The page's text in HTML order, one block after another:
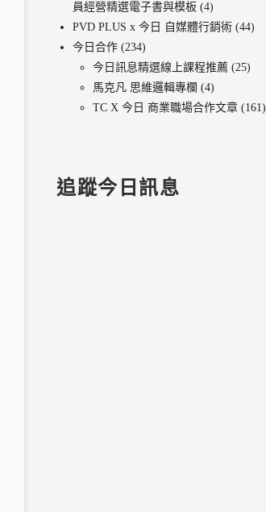
員經營精選電子書與模板 (4)
PVD PLUS x 今日 自媒體行銷術 (44)
今日合作 (234)
今日訊息精選線上課程推薦 (25)
馬克凡 思維邏輯專欄 (4)
TC X 今日 商業職場合作文章 (161)
追蹤今日訊息